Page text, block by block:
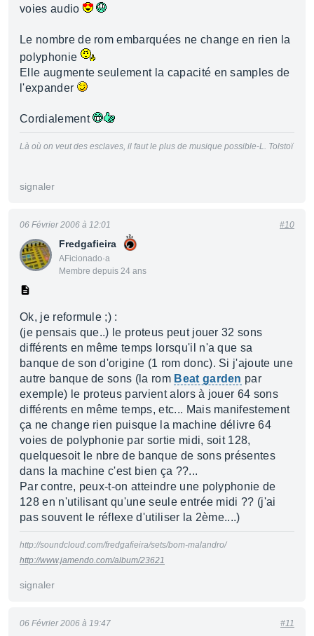
voies audio
Le nombre de rom embarquées ne change en rien la
polyphonie
Elle augmente seulement la capacité en samples de
l'expander
Cordialement
Là où on veut des esclaves, il faut le plus de musique possible-L. Tolstoï
signaler
Fredgafieira
AFicionado·a
Membre depuis 24 ans
06 Février 2006 à 12:01 #10
Ok, je reformule ;) :
(je pensais que..) le proteus peut jouer 32 sons
différents en même temps lorsqu'il n'a que sa
banque de son d'origine (1 rom donc). Si j'ajoute une
autre banque de sons (la rom Beat garden par
exemple) le proteus parvient alors à jouer 64 sons
différents en même temps, etc... Mais manifestement
ça ne change rien puisque la machine délivre 64
voies de polyphonie par sortie midi, soit 128,
quelquesoit le nbre de banque de sons présentes
dans la machine c'est bien ça ??...
Par contre, peux-t-on atteindre une polyphonie de
128 en n'utilisant qu'une seule entrée midi ?? (j'ai
pas souvent le réflexe d'utiliser la 2ème....)
http://soundcloud.com/fredgafieira/sets/bom-malandro/
http://www.jamendo.com/album/23621
signaler
06 Février 2006 à 19:47 #11